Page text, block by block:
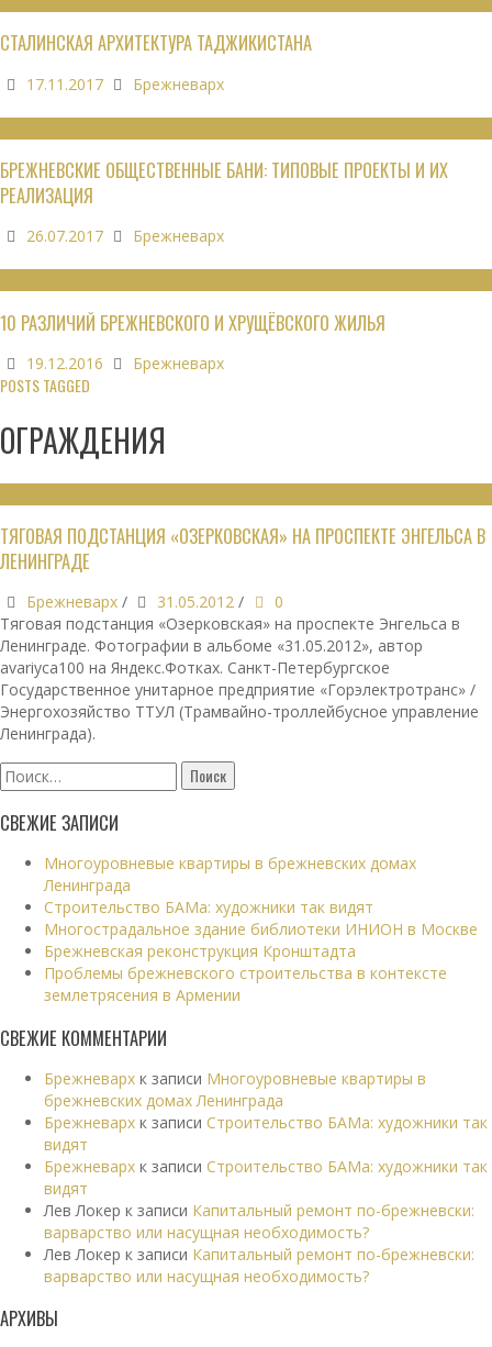
СТАЛИНСКАЯ АРХИТЕКТУРА ТАДЖИКИСТАНА
17.11.2017 Брежневарх
БРЕЖНЕВСКИЕ ОБЩЕСТВЕННЫЕ БАНИ: ТИПОВЫЕ ПРОЕКТЫ И ИХ
РЕАЛИЗАЦИЯ
26.07.2017 Брежневарх
10 РАЗЛИЧИЙ БРЕЖНЕВСКОГО И ХРУЩЁВСКОГО ЖИЛЬЯ
19.12.2016 Брежневарх
POSTS TAGGED
ОГРАЖДЕНИЯ
ТЯГОВАЯ ПОДСТАНЦИЯ «ОЗЕРКОВСКАЯ» НА ПРОСПЕКТЕ ЭНГЕЛЬСА В
ЛЕНИНГРАДЕ
Брежневарх / 31.05.2012 /
0
Тяговая подстанция «Озерковская» на проспекте Энгельса в
Ленинграде. Фотографии в альбоме «31.05.2012», автор
avariyca100 на Яндекс.Фотках. Санкт-Петербургское
Государственное унитарное предприятие «Горэлектротранс» /
Энергохозяйство ТТУЛ (Трамвайно-троллейбусное управление
Ленинграда).
Найти:
СВЕЖИЕ ЗАПИСИ
Многоуровневые квартиры в брежневских домах
Ленинграда
Строительство БАМа: художники так видят
Многострадальное здание библиотеки ИНИОН в Москве
Брежневская реконструкция Кронштадта
Проблемы брежневского строительства в контексте
землетрясения в Армении
СВЕЖИЕ КОММЕНТАРИИ
Брежневарх к записи Многоуровневые квартиры в
брежневских домах Ленинграда
Брежневарх к записи Строительство БАМа: художники так
видят
Брежневарх к записи Строительство БАМа: художники так
видят
Лев Локер к записи Капитальный ремонт по-брежневски:
варварство или насущная необходимость?
Лев Локер к записи Капитальный ремонт по-брежневски:
варварство или насущная необходимость?
АРХИВЫ